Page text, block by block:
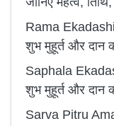
Rama Ekadashi
शुभ मुहूर्त और दान
Saphala
शुभ मुहूर्त और दान
Sarva Pitru